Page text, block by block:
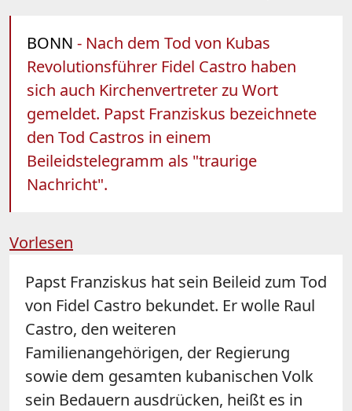
BONN - Nach dem Tod von Kubas
Revolutionsführer Fidel Castro haben
sich auch Kirchenvertreter zu Wort
gemeldet. Papst Franziskus bezeichnete
den Tod Castros in einem
Beileidstelegramm als "traurige
Nachricht".
Vorlesen
Papst Franziskus hat sein Beileid zum Tod
von Fidel Castro bekundet. Er wolle Raul
Castro, den weiteren
Familienangehörigen, der Regierung
sowie dem gesamten kubanischen Volk
sein Bedauern ausdrücken, heißt es in